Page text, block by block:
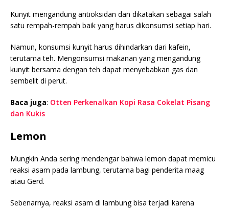
Kunyit mengandung antioksidan dan dikatakan sebagai salah
satu rempah-rempah baik yang harus dikonsumsi setiap hari.
Namun, konsumsi kunyit harus dihindarkan dari kafein,
terutama teh. Mengonsumsi makanan yang mengandung
kunyit bersama dengan teh dapat menyebabkan gas dan
sembelit di perut.
Baca juga: Otten Perkenalkan Kopi Rasa Cokelat Pisang
dan Kukis
Lemon
Mungkin Anda sering mendengar bahwa lemon dapat memicu
reaksi asam pada lambung, terutama bagi penderita maag
atau Gerd.
Sebenarnya, reaksi asam di lambung bisa terjadi karena